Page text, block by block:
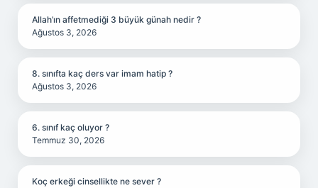
Allah’ın affetmediği 3 büyük günah nedir ?
Ağustos 3, 2026
8. sınıfta kaç ders var imam hatip ?
Ağustos 3, 2026
6. sınıf kaç oluyor ?
Temmuz 30, 2026
Koç erkeği cinsellikte ne sever ?